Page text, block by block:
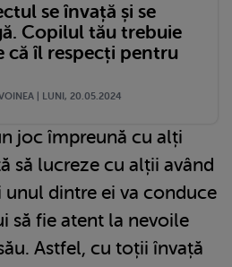
se învață și se
Copilul tău trebuie
că îl respecți pentru
| LUNI, 20.05.2024
joc împreună cu alți
să lucreze cu alții având
dintre ei va conduce
să fie atent la nevoile
Astfel, cu toții învață